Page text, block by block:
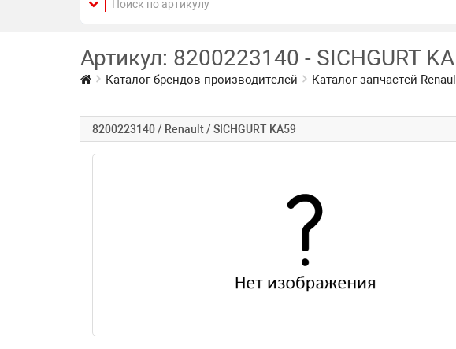
Артикул: 8200223140 - SICHGURT
Каталог брендов-производителей Каталог запчастей
8200223140 / Renault / SICHGURT KA59